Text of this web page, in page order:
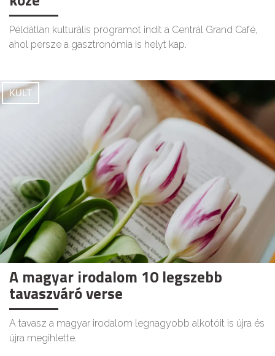
Példátlan kulturális programot indít a Centrál Grand Café,
ahol persze a gasztronómia is helyt kap.
KULT
A magyar irodalom 10 legszebb
tavaszváró verse
A tavasz a magyar irodalom legnagyobb alkotóit is újra és
újra megihlette.